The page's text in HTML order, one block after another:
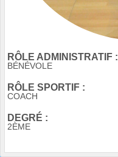
RÔLE ADMINISTRATIF :
BÉNÉVOLE
RÔLE SPORTIF :
COACH
DEGRÉ :
2ÈME